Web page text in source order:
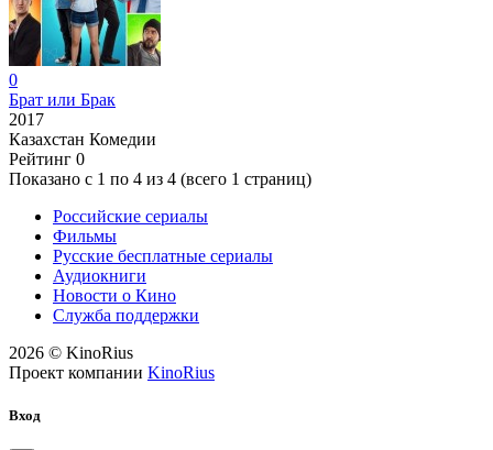
0
Брат или Брак
2017
Казахстан Комедии
Рейтинг 0
Показано с 1 по 4 из 4 (всего 1 страниц)
Российские сериалы
Фильмы
Русские бесплатные сериалы
Аудиокниги
Новости о Кино
Служба поддержки
2026 © KinoRius
Проект компании KinoRius
Вход